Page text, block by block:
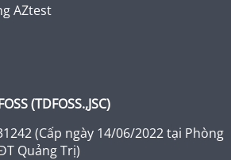
AZtest
(TDFOSS.,JSC)
(Cấp ngày 14/06/2022 tại Phòng
Quảng Trị)